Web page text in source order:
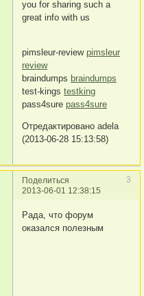
you for sharing such a
great info with us
pimsleur-review pimsleur
review
braindumps braindumps
test-kings testking
pass4sure pass4sure
Отредактировано adela
(2013-06-28 15:13:58)
Поделиться
3
2013-06-01 12:38:15
Рада, что форум
оказался полезным